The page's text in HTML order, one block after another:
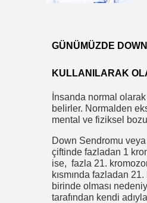
GÜNÜMÜZDE
KULLANILARAK
İnsanda normal
belirler. Normalden
mental ve fiziksel
Down Sendromu
çiftinde fazladan 1
ise, fazla 21.
kısmında fazladan
birinde olması
tarafından kendi adıyla